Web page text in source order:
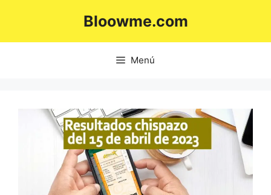
Bloowme.com
Menú